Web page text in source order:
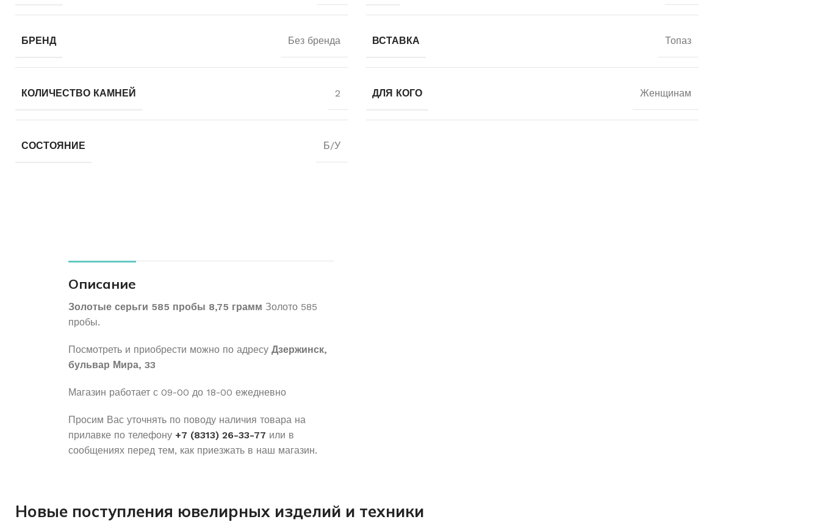
БРЕНД Без бренда ВСТАВКА Топаз
КОЛИЧЕСТВО КАМНЕЙ 2 ДЛЯ КОГО Женщинам
СОСТОЯНИЕ Б/У
Описание
Золотые серьги 585 пробы 8,75 грамм Золото 585
пробы.
Посмотреть и приобрести можно по адресу Дзержинск,
бульвар Мира, 33
Магазин работает с 09-00 до 18-00 ежедневно
Просим Вас уточнять по поводу наличия товара на
прилавке по телефону +7 (8313) 26-33-77 или в
сообщениях перед тем, как приезжать в наш магазин.
Новые поступления ювелирных изделий и техники